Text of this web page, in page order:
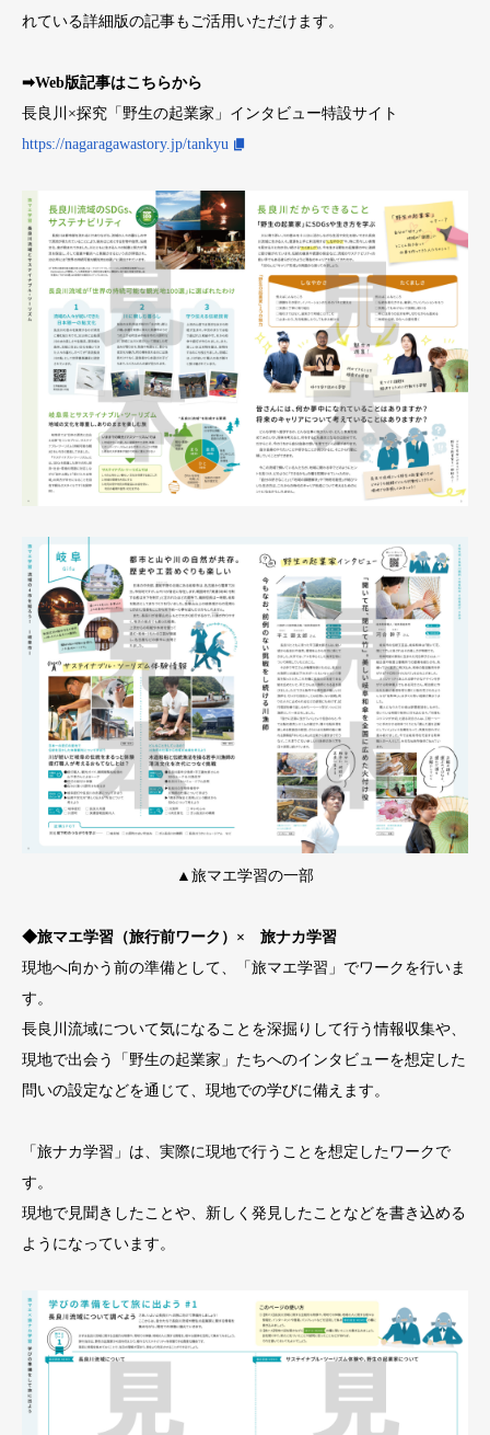
れている詳細版の記事もご活用いただけます。
➡Web版記事はこちらから
長良川×探究「野生の起業家」インタビュー特設サイト
https://nagaragawastory.jp/tankyu
▲旅マエ学習の一部
◆旅マエ学習（旅行前ワーク）× 旅ナカ学習
現地へ向かう前の準備として、「旅マエ学習」でワークを行いま
す。
長良川流域について気になることを深掘りして行う情報収集や、
現地で出会う「野生の起業家」たちへのインタビューを想定した
問いの設定などを通じて、現地での学びに備えます。
「旅ナカ学習」は、実際に現地で行うことを想定したワークで
す。
現地で見聞きしたことや、新しく発見したことなどを書き込める
ようになっています。